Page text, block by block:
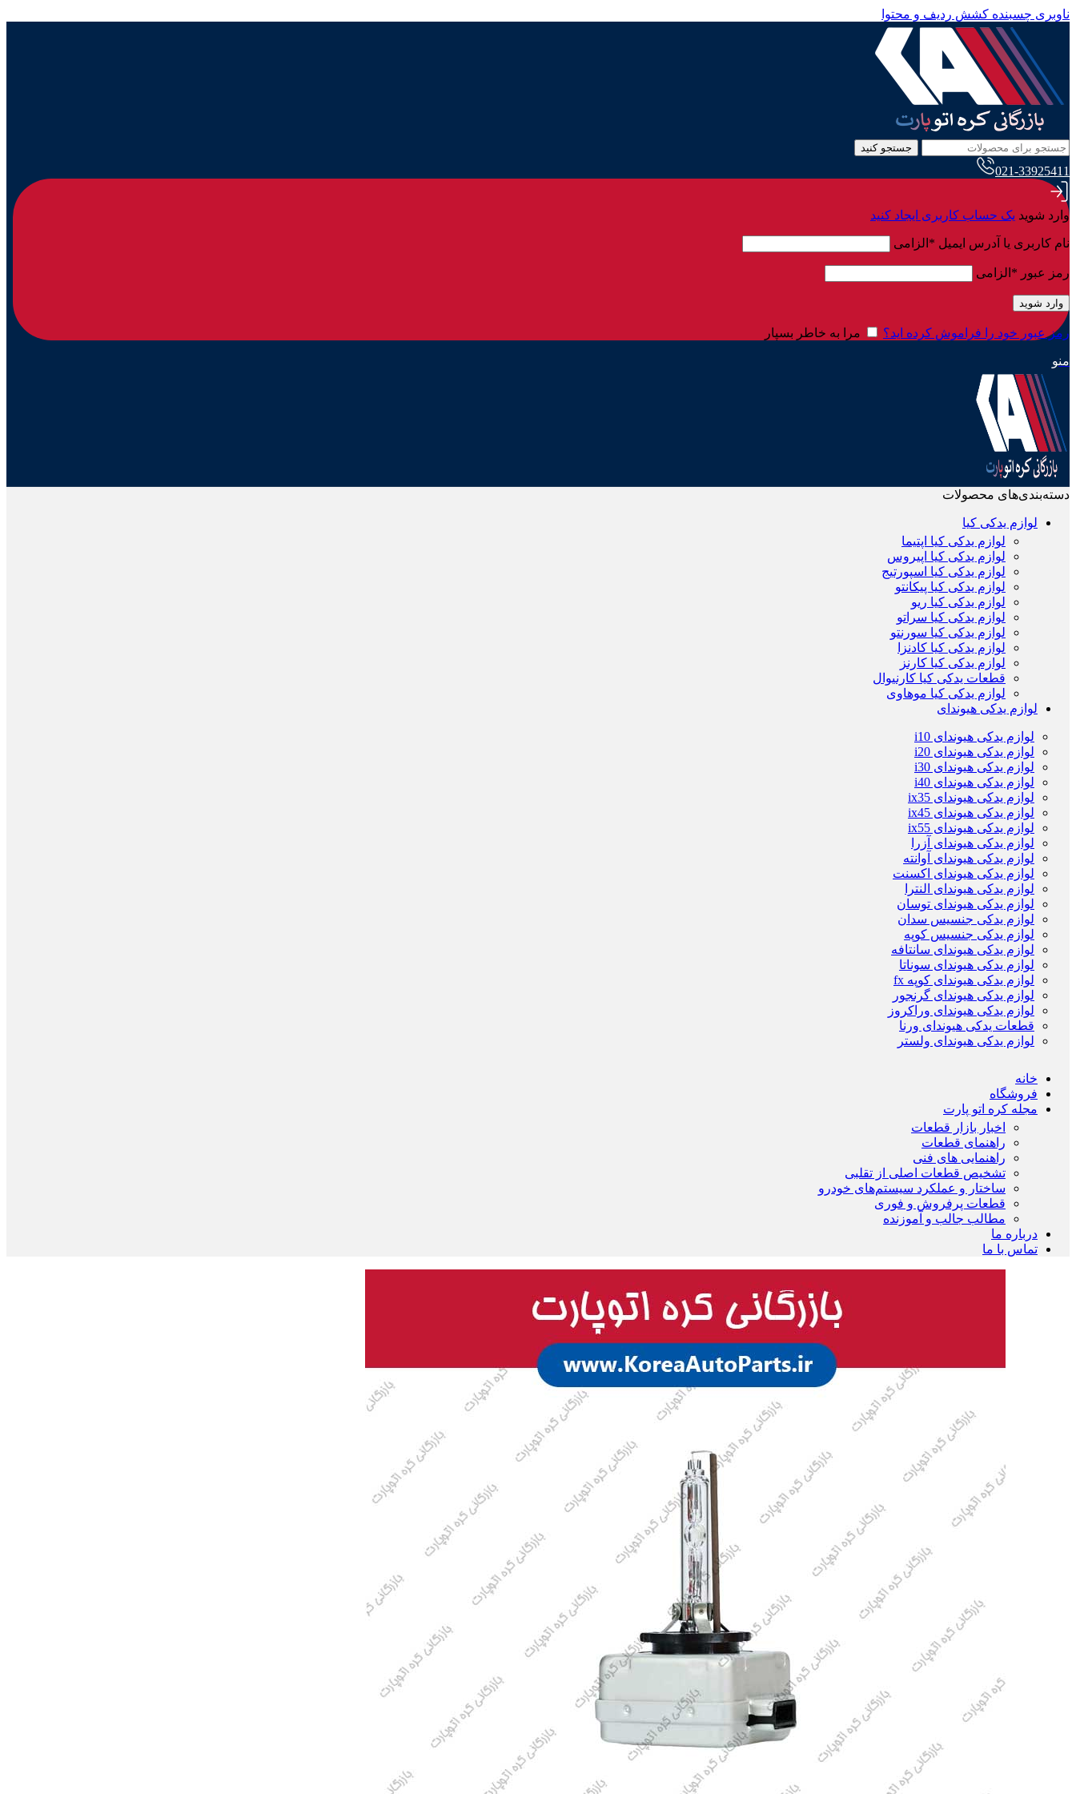
ناوبری چسبنده کشش ردیف و محتوا
جستجو کنید
021-33925411
وارد شوید یک حساب کاربری ایجاد کنید
نام کاربری یا آدرس ایمیل * الزامی
رمز عبور * الزامی
وارد شوید
رمز عبور خود را فراموش کرده اید؟ مرا به خاطر بسپار
منو
دسته‌بندی‌های محصولات
لوازم یدکی کیا
لوازم یدکی کیا اپتیما
لوازم یدکی کیا اپیروس
لوازم یدکی کیا اسپورتیج
لوازم یدکی کیا پیکانتو
لوازم یدکی کیا ریو
لوازم یدکی کیا سراتو
لوازم یدکی کیا سورنتو
لوازم یدکی کیا کادنزا
لوازم یدکی کیا کارنز
قطعات یدکی کیا کارنیوال
لوازم یدکی کیا موهاوی
لوازم یدکی هیوندای
لوازم یدکی هیوندای i10
لوازم یدکی هیوندای i20
لوازم یدکی هیوندای i30
لوازم یدکی هیوندای i40
لوازم یدکی هیوندای ix35
لوازم یدکی هیوندای ix45
لوازم یدکی هیوندای ix55
لوازم یدکی هیوندای آزرا
لوازم یدکی هیوندای آوانته
لوازم یدکی هیوندای اکسنت
لوازم یدکی هیوندای النترا
لوازم یدکی هیوندای توسان
لوازم یدکی جنسیس سدان
لوازم یدکی جنسیس کوپه
لوازم یدکی هیوندای سانتافه
لوازم یدکی هیوندای سوناتا
لوازم یدکی هیوندای کوپه fx
لوازم یدکی هیوندای گرنجور
لوازم یدکی هیوندای وراکروز
قطعات یدکی هیوندای ورنا
لوازم یدکی هیوندای ولستر
خانه
فروشگاه
مجله کره اتو پارت
اخبار بازار قطعات
راهنمای قطعات
راهنمایی های فنی
تشخیص قطعات اصلی از تقلبی
ساختار و عملکرد سیستم‌های خودرو
قطعات پرفروش و فوری
مطالب جالب و آموزنده
درباره ما
تماس با ما